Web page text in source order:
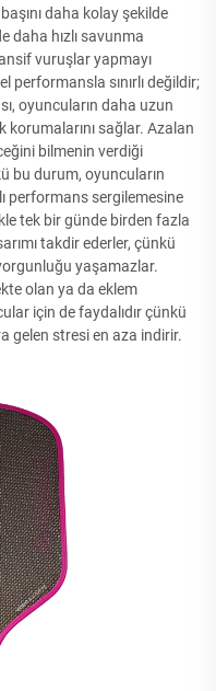
daha kolay şekilde
daha hızlı savunma
vuruşlar yapmayı
performansla sınırlı değildir;
oyuncuların daha uzun
sağlar. Azalan
bilmenin verdiği
bu durum, oyuncuların
performans sergilemesine
tek bir günde birden fazla
takdir ederler, çünkü
yorgunluğu yaşamazlar.
olan ya da eklem
için de faydalıdır çünkü
gelen stresi en aza indirir.